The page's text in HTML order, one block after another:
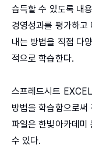
습득할 수 있도록 내
경영성과를 평가하고
내는 방법을 직접 다
적으로 학습한다.
스프레드시트
방법을 학습함으로써
파일은 한빛아카데미
수 있다.